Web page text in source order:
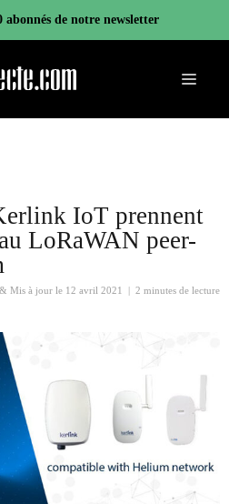
abonnés de notre newsletter
Menu
IoT prennent
LoRaWAN peer-
& Mis à jour le 12 avril 2021 2 minutes de lecture